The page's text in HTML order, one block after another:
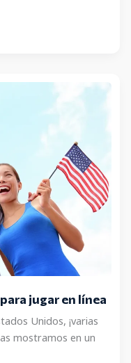
jugar en línea
Unidos, ¡varias
mostramos en un